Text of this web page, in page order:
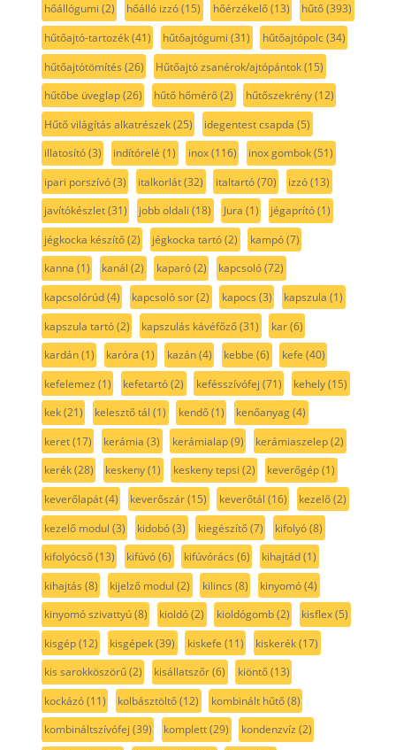
hőállógumi (2) hőálló izzó(15) hőérzékelő(13) hűtő(393)
hűtőajtó-tartozék(41) hűtőajtógumi (31) hűtőajtópolc(34)
hűtőajtótömítés (26) Hűtőajtó zsanérok/ajtópántok(15)
hűtőbe üveglap(26) hűtő hőmérő(2) hűtőszekrény(12)
Hűtő világítás alkatrészek(25) idegentest csapda (5)
illatosító(3) indítórelé (1) inox(116) inox gombok(51)
ipari porszívó(3) italkorlát(32) italtartó(70) izzó(13)
javítókészlet(31) jobb oldali (18) Jura (1) jégaprító(1)
jégkocka készítő(2) jégkocka tartó(2) kampó(7)
kanna (1) kanál (2) kaparó(2) kapcsoló(72)
kapcsolórúd(4) kapcsoló sor(2) kapocs (3) kapszula (1)
kapszula tartó(2) kapszulás kávéfőző(31) kar(6)
kardán(1) karóra (1) kazán(4) kebbe (6) kefe (40)
kefelemez (1) kefetartó(2) kefésszívófej (71) kehely(15)
kek(21) kelesztő tál (1) kendő(1) kenőanyag(4)
keret(17) kerámia (3) kerámialap(9) kerámiaszelep(2)
kerék(28) keskeny(1) keskeny tepsi (2) keverőgép(1)
keverőlapát(4) keverőszár(15) keverőtál (16) kezelő(2)
kezelő modul (3) kidobó(3) kiegészítő(7) kifolyó(8)
kifolyócső(13) kifúvó(6) kifúvórács (6) kihajtád(1)
kihajtás (8) kijelző modul (2) kilincs (8) kinyomó(4)
kinyomó szivattyú(8) kioldó(2) kioldógomb(2) kisflex(5)
kisgép(12) kisgépek(39) kiskefe (11) kiskerék(17)
kis sarokköszörű(2) kisállatszőr(6) kiöntő(13)
kockázó(11) kolbásztöltő(12) kombinált hűtő(8)
kombináltszívófej (39) komplett(29) kondenzvíz (2)